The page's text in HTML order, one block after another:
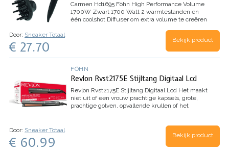
Carmen Hd1695 Föhn High Performance Volume
1700W Zwart 1700 Watt 2 warmtestanden en
één coolshot Diffuser om extra volume te creëren
Door: Sneaker Totaal
€ 27.70 Bekijk product
FÖHN
Revlon Rvst2175E Stijltang Digitaal Lcd
Revlon Rvst2175E Stijltang Digitaal Lcd Het maakt
niet uit of een vrouw prachtige kapsels, grote,
prachtige golven, opvallende krullen of het
Door: Sneaker Totaal
€ 60.99 Bekijk product